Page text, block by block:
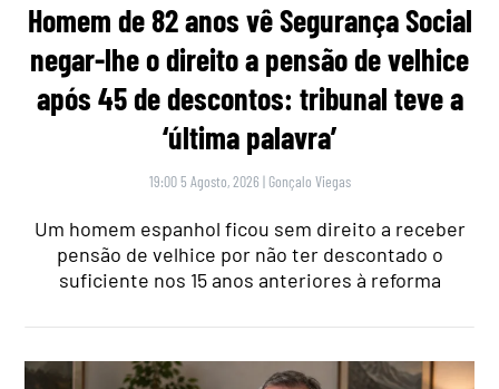
Homem de 82 anos vê Segurança Social
negar-lhe o direito a pensão de velhice
após 45 de descontos: tribunal teve a
‘última palavra’
19:00 5 Agosto, 2026 | Gonçalo Viegas
Um homem espanhol ficou sem direito a receber
pensão de velhice por não ter descontado o
suficiente nos 15 anos anteriores à reforma